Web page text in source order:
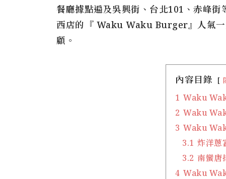
餐廳據點遍及吳興街、台北101、赤峰
西店的『 Waku Waku Burger』人氣一
顧。
內容目錄
1 Waku
2 Waku
3 Waku
3.1 炸洋蔥
3.2 南蠻唐
4 Waku